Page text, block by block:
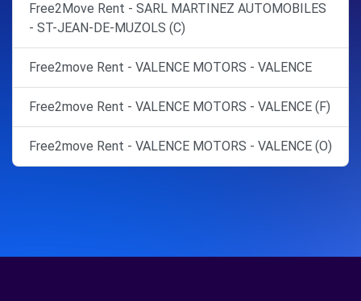
Free2Move Rent - SARL MARTINEZ AUTOMOBILES
- ST-JEAN-DE-MUZOLS (C)
Free2move Rent - VALENCE MOTORS - VALENCE
Free2move Rent - VALENCE MOTORS - VALENCE (F)
Free2move Rent - VALENCE MOTORS - VALENCE (O)